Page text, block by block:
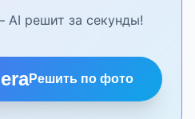
AI решит за секунды!
Решить по фото